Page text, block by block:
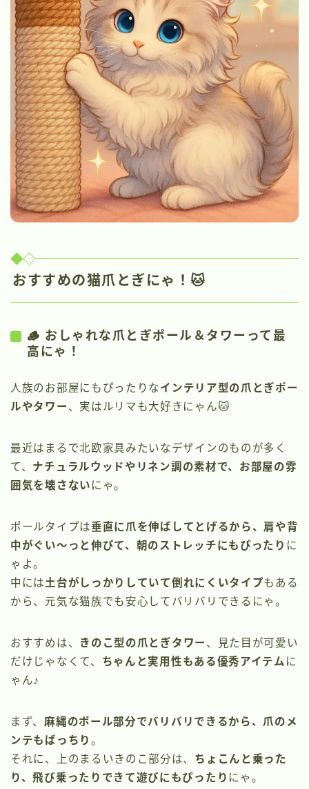
おすすめの猫爪とぎにゃ！🐱
🪵 おしゃれな爪とぎポール＆タワーって最
高にゃ！
人族のお部屋にもぴったりなインテリア型の爪とぎポー
ルやタワー 、実はルリマも大好きにゃん🐱
最近はまるで北欧家具みたいなデザインのものが多く
て、 ナチュラルウッドやリネン調の素材で、お部屋の雰
囲気を壊さない にゃ。
ポールタイプは垂直に爪を伸ばしてとげるから、肩や背
中がぐい～っと伸びて、朝のストレッチにもぴったり に
ゃよ。
中には土台がしっかりしていて倒れにくいタイプもある
から、元気な猫族でも安心してバリバリできるにゃ。
おすすめは、 きのこ型の爪とぎタワー 、見た目が可愛い
だけじゃなくて、 ちゃんと実用性もある優秀アイテム に
ゃん♪
まず、 麻縄のポール部分でバリバリできるから、爪のメ
ンテもばっちり 。
それに、上のまるいきのこ部分は、 ちょこんと乗った
り、飛び乗ったりできて遊びにもぴったり にゃ。